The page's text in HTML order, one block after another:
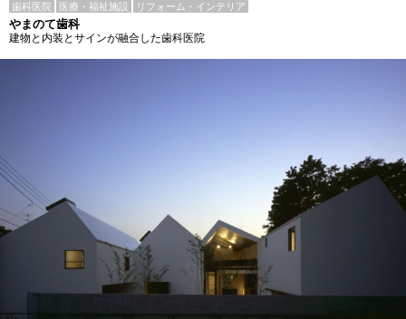
歯科医院 医療・福祉施設 リフォーム・インテリア
やまのて歯科
建物と内装とサインが融合した歯科医院